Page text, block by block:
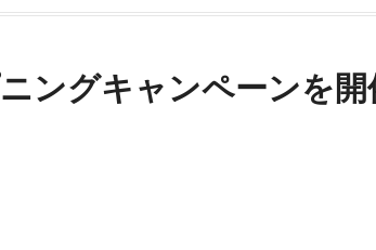
ングキャンペーンを開